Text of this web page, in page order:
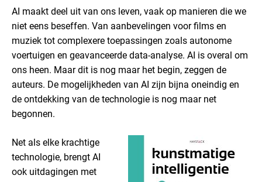
AI maakt deel uit van ons leven, vaak op manieren die we
niet eens beseffen. Van aanbevelingen voor films en
muziek tot complexere toepassingen zoals autonome
voertuigen en geavanceerde data-analyse. AI is overal om
ons heen. Maar dit is nog maar het begin, zeggen de
auteurs. De mogelijkheden van AI zijn bijna oneindig en
de ontdekking van de technologie is nog maar net
begonnen.
Net als elke krachtige
technologie, brengt AI
ook uitdagingen met